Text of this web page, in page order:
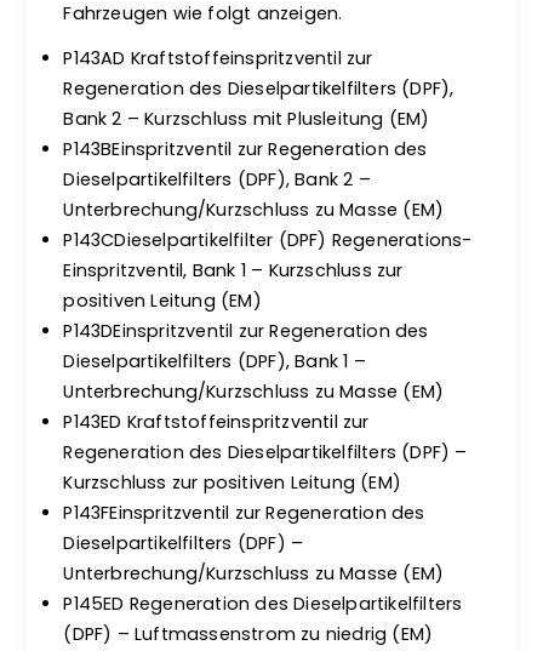
Fahrzeugen wie folgt anzeigen.
P143AD Kraftstoffeinspritzventil zur
Regeneration des Dieselpartikelfilters (DPF),
Bank 2 – Kurzschluss mit Plusleitung (EM)
P143BEinspritzventil zur Regeneration des
Dieselpartikelfilters (DPF), Bank 2 –
Unterbrechung/Kurzschluss zu Masse (EM)
P143CDieselpartikelfilter (DPF) Regenerations-
Einspritzventil, Bank 1 – Kurzschluss zur
positiven Leitung (EM)
P143DEinspritzventil zur Regeneration des
Dieselpartikelfilters (DPF), Bank 1 –
Unterbrechung/Kurzschluss zu Masse (EM)
P143ED Kraftstoffeinspritzventil zur
Regeneration des Dieselpartikelfilters (DPF) –
Kurzschluss zur positiven Leitung (EM)
P143FEinspritzventil zur Regeneration des
Dieselpartikelfilters (DPF) –
Unterbrechung/Kurzschluss zu Masse (EM)
P145ED Regeneration des Dieselpartikelfilters
(DPF) – Luftmassenstrom zu niedrig (EM)